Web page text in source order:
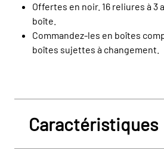
Offertes en noir. 16 reliures à 3
boîte.
Commandez-les en boîtes
boîtes sujettes à changement.
Caractéristiques